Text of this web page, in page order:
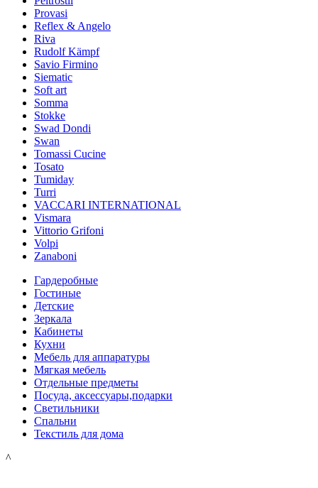
Provasi
Reflex & Angelo
Riva
Rudolf Kämpf
Savio Firmino
Siematic
Soft art
Somma
Stokke
Swad Dondi
Swan
Tomassi Cucine
Tosato
Tumiday
Turri
VACCARI INTERNATIONAL
Vismara
Vittorio Grifoni
Volpi
Zanaboni
Гардеробные
Гостиные
Детские
Зеркала
Кабинеты
Кухни
Мебель для аппаратуры
Мягкая мебель
Отдельные предметы
Посуда, аксессуары,подарки
Светильники
Спальни
Текстиль для дома
^